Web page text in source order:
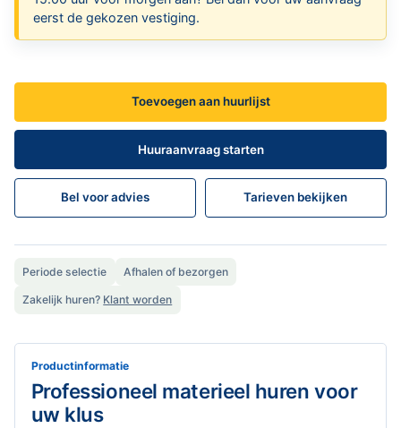
eerst de gekozen vestiging.
Toevoegen aan huurlijst
Huuraanvraag starten
Bel voor advies Tarieven bekijken
Periode selectie Afhalen of bezorgen
Zakelijk huren? Klant worden
Productinformatie
Professioneel materieel huren voor
uw klus